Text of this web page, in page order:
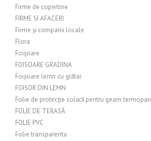
Firme de copertine
FIRME SI AFACERI
Firme și companii locale
Flora
Foișoare
FOISOARE GRADINA
Foișoare lemn cu grătar
FOISOR DIN LEMN
Folie de protecție solară pentru geam termopan
FOLIE DE TERASĂ
FOLIE PVC
Folie transparenta